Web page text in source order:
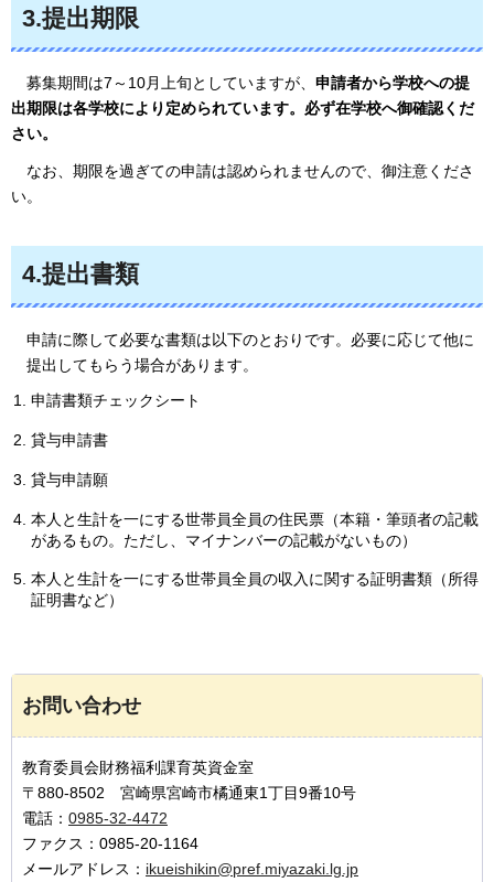
3.提出期限
募集期間は7～10月上旬としていますが、 申請者から学校への提
出期限は各学校により定められています。必ず在学校へ御確認くだ
さい。
なお、期限を過ぎての申請は認められませんので、御注意くださ
い。
4.提出書類
申請に際して必要な書類は以下のとおりです。必要に応じて他に
提出してもらう場合があります。
申請書類チェックシート
貸与申請書
貸与申請願
本人と生計を一にする世帯員全員の住民票（本籍・筆頭者の記載
があるもの。ただし、マイナンバーの記載がないもの）
本人と生計を一にする世帯員全員の収入に関する証明書類（所得
証明書など）
お問い合わせ
教育委員会財務福利課育英資金室
〒880-8502 宮崎県宮崎市橘通東1丁目9番10号
電話： 0985-32-4472
ファクス：0985-20-1164
メールアドレス： ikueishikin@pref.miyazaki.lg.jp